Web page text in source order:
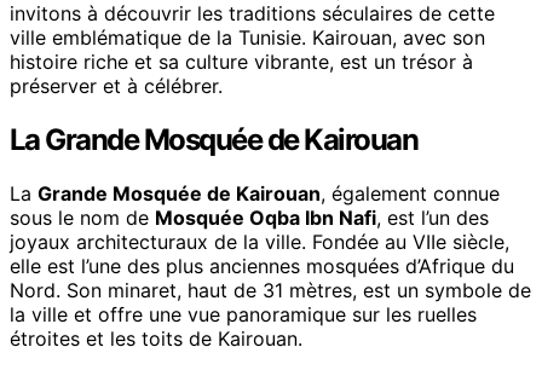
invitons à découvrir les traditions séculaires de cette
ville emblématique de la Tunisie. Kairouan, avec son
histoire riche et sa culture vibrante, est un trésor à
préserver et à célébrer.
La Grande Mosquée de Kairouan
La Grande Mosquée de Kairouan, également connue
sous le nom de Mosquée Oqba Ibn Nafi, est l’un des
joyaux architecturaux de la ville. Fondée au VIIe siècle,
elle est l’une des plus anciennes mosquées d’Afrique du
Nord. Son minaret, haut de 31 mètres, est un symbole de
la ville et offre une vue panoramique sur les ruelles
étroites et les toits de Kairouan.